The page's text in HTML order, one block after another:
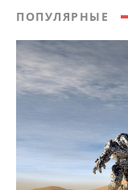
ПОПУЛЯРНЫЕ